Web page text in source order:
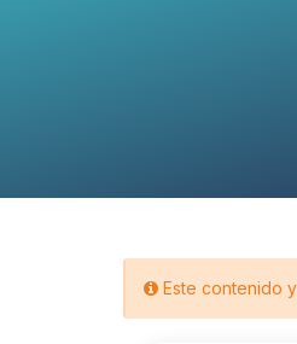
Este contenido